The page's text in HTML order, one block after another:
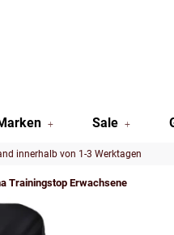
Sale
innerhalb von 1-3 Werktagen
Trainingstop Erwachsene